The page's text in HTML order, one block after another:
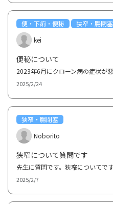
便・下痢・便秘 狭窄・腸閉塞
kei
便秘について
2025/2/24
狭窄・腸閉塞
Noborito
狭窄について質問です
2025/2/7